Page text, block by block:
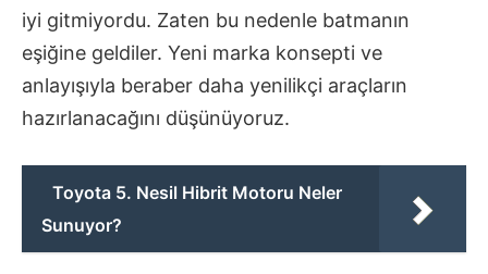
iyi gitmiyordu. Zaten bu nedenle batmanın
eşiğine geldiler. Yeni marka konsepti ve
anlayışıyla beraber daha yenilikçi araçların
hazırlanacağını düşünüyoruz.
Toyota 5. Nesil Hibrit Motoru Neler
Sunuyor?